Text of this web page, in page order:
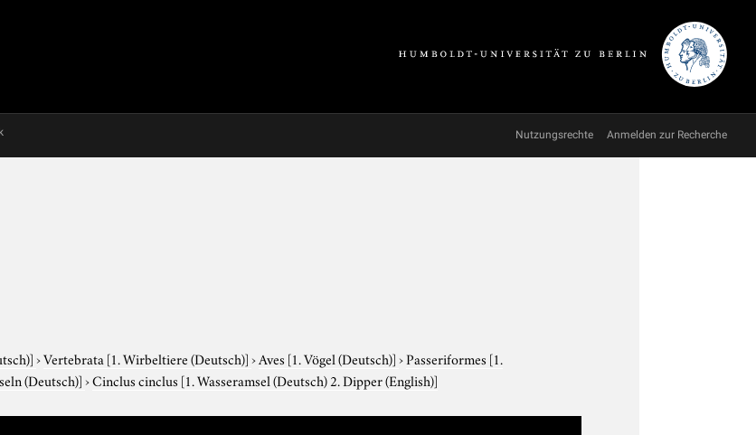
Nutzungsrechte Anmelden zur Recherche
›Vertebrata [1. Wirbeltiere (Deutsch)]›Aves [1. Vögel (Deutsch)]›Passeriformes [1.
(Deutsch)]›Cinclus cinclus [1. Wasseramsel (Deutsch) 2. Dipper (English)]